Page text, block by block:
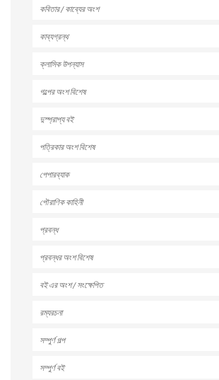
কবিতার / কাব্যের অংশ
কাব্যগ্রন্থ
ক্লাসিক উপন্যাস
গল্পের অংশ বিশেষ
দুস্প্রাপ্য বই
পত্রিকার অংশ বিশেষ
পেপারব্যাক
পৌরাণিক কাহিনী
প্রবন্ধ
প্রবন্ধর অংশ বিশেষ
বই এর অংশ / সংক্ষেপিত
রম্যরচনা
সম্পুর্ণ গল্প
সম্পুর্ণ বই